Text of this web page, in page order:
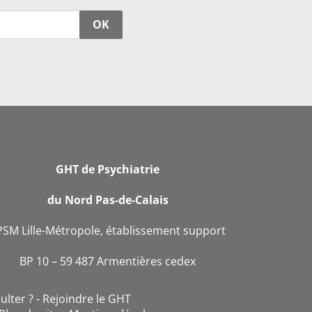
OK
GHT de Psychiatrie
du Nord Pas-de-Calais
Lille-Métropole, établissement support
BP 10 – 59 487 Armentières cedex
?
Rejoindre le GHT